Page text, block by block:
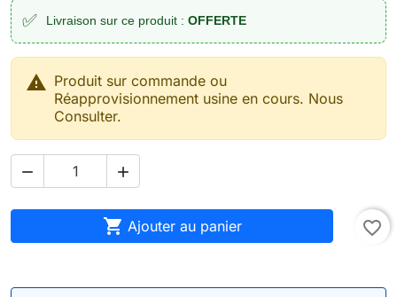
✅ Livraison sur ce produit : OFFERTE
 Produit sur commande ou
Réapprovisionnement usine en cours. Nous
Consulter.
 
 Ajouter au panier favorite_border